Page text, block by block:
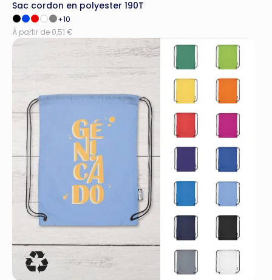
Sac cordon en polyester 190T
+10
À partir de 0,51 €